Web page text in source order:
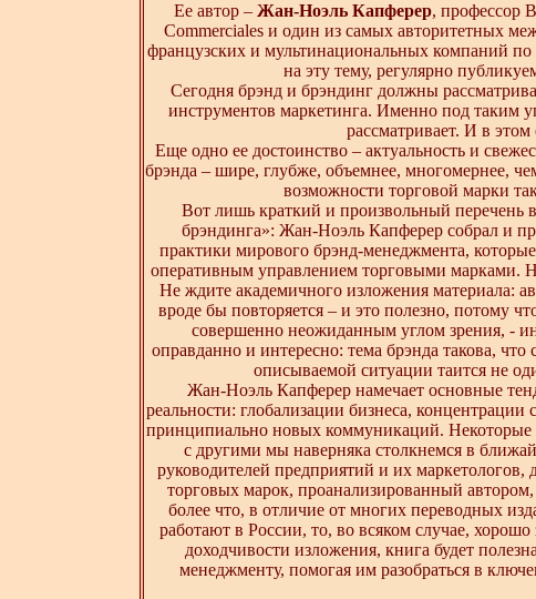
Ее автор – Жан-Ноэль Капферер, профессор
Commerciales и один из самых авторитетных
французских и мультинациональных компаний
на эту тему, регулярно
Сегодня брэнд и брэндинг должны
инструментов маркетинга. Именно под таким
рассматривает. И в
Еще одно ее достоинство – актуальность и
брэнда – шире, глубже, объемнее, многомернее,
возможности торговой марки
Вот лишь краткий и произвольный перечень
брэндинга»: Жан-Ноэль Капферер собрал и
практики мирового брэнд-менеджмента,
оперативным управлением торговыми марками.
Не ждите академичного изложения материала:
вроде бы повторяется – и это полезно, потому
совершенно неожиданным углом зрения, -
оправданно и интересно: тема брэнда такова,
описываемой ситуации таится не
Жан-Ноэль Капферер намечает основные
реальности: глобализации бизнеса,
принципиально новых коммуникаций. Некоторые
с другими мы наверняка столкнемся в
руководителей предприятий и их
торговых марок, проанализированный
более что, в отличие от многих переводных
работают в России, то, во всяком случае,
доходчивости изложения, книга будет
менеджменту, помогая им разобраться в